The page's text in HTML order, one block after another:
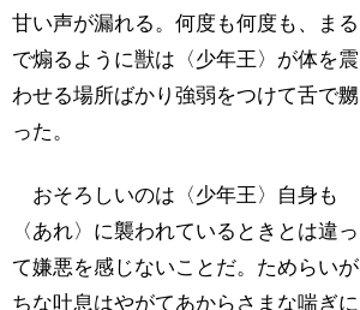
甘い声が漏れる。何度も何度も、まる
で煽るように獣は〈少年王〉が体を震
わせる場所ばかり強弱をつけて舌で嬲
った。
おそろしいのは〈少年王〉自身も
〈あれ〉に襲われているときとは違っ
て嫌悪を感じないことだ。ためらいが
ちな吐息はやがてあからさまな喘ぎに